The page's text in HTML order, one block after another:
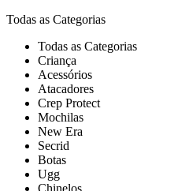
Todas as Categorias
Todas as Categorias
Criança
Acessórios
Atacadores
Crep Protect
Mochilas
New Era
Secrid
Botas
Ugg
Chinelos